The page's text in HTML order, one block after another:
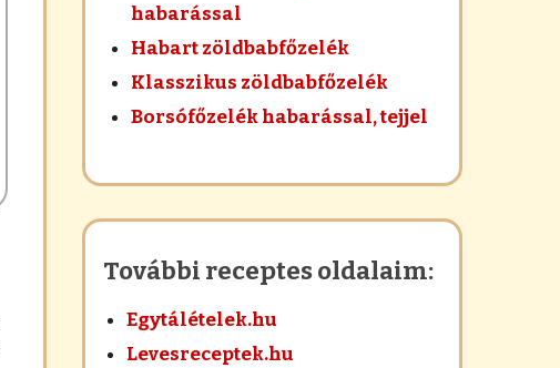
habarással
Habart zöldbabfőzelék
Klasszikus zöldbabfőzelék
Borsófőzelék habarással, tejjel
További receptes oldalaim:
Egytálételek.hu
Levesreceptek.hu